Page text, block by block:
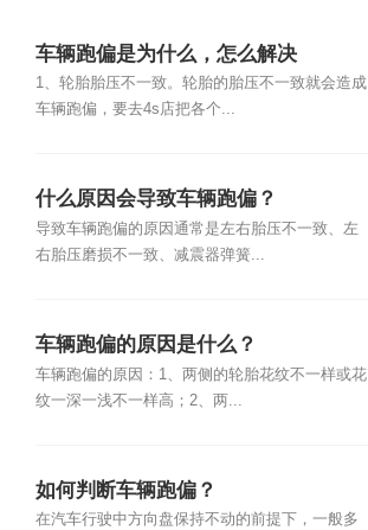
车辆跑偏是为什么，怎么解决
1、轮胎胎压不一致。轮胎的胎压不一致就会造成
车辆跑偏，要去4s店把各个...
什么原因会导致车辆跑偏？
导致车辆跑偏的原因通常是左右胎压不一致、左
右胎压磨损不一致、减震器弹簧...
车辆跑偏的原因是什么？
车辆跑偏的原因：1、两侧的轮胎花纹不一样或花
纹一深一浅不一样高；2、两...
如何判断车辆跑偏？
在汽车行驶中方向盘保持不动的前提下，一般多